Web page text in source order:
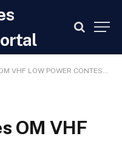
Domov»Contesting»Ergebnisliste des OM VHF LOW POWER CONTEST 2014
OM VHF